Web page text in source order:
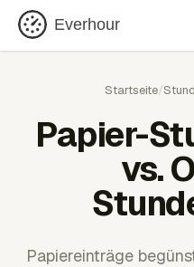
Everhour
Startseite/
Papier-
vs.
Papiereinträge